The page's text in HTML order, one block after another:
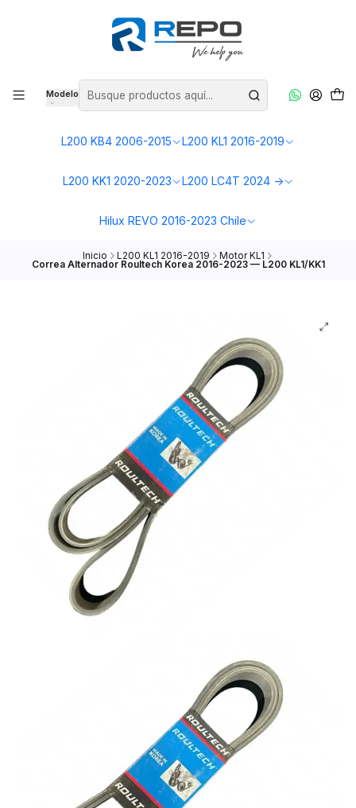
Modelo
L200 KB4 2006-2015 L200 KL1 2016-2019
L200 KK1 2020-2023 L200 LC4T 2024 ->
Hilux REVO 2016-2023 Chile
Inicio L200 KL1 2016-2019 Motor KL1
Correa Alternador Roultech Korea 2016-2023 — L200 KL1/KK1